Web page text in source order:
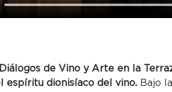
de Vino y Arte en la
espíritu dionisíaco del vino. Bajo